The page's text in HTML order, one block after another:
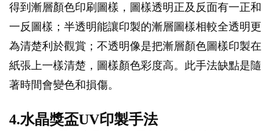
得到漸層顏色印刷圖樣，圖樣透明正及反面有一正和
一反圖樣；半透明能讓印製的漸層圖樣相較全透明更
為清楚利於觀賞；不透明像是把漸層顏色圖樣印製在
紙張上一樣清楚，圖樣顏色彩度高。此手法缺點是隨
著時間會變色和損傷。
4.水晶獎盃UV印製手法